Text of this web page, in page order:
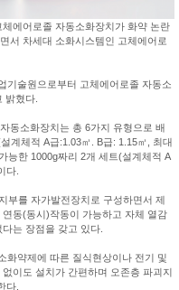
에어로졸 자동소화장치가 화약 논란
서 차세대 소화시스템인 고체에어로
기술원으로부터 고체에어로졸 자동소
밝혔다.
동소화장치는 총 6가지 유형으로 배
계체적 A급:1.03㎥. B급: 1.15㎥, 최대
능한 1000g짜리 2개 세트(설계체적 A
다.
부를 자가발전장치로 구성하면서 제
동(동시)작동이 가능하고 자체 열감
는 장점을 갖고 있다.
화약제에 따른 질식현상이나 전기 및
이도 설치가 간편하며 오존층 파괴지
다.